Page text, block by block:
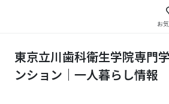
お
東京立川歯科衛生学院専門
ンション｜一人暮らし情報